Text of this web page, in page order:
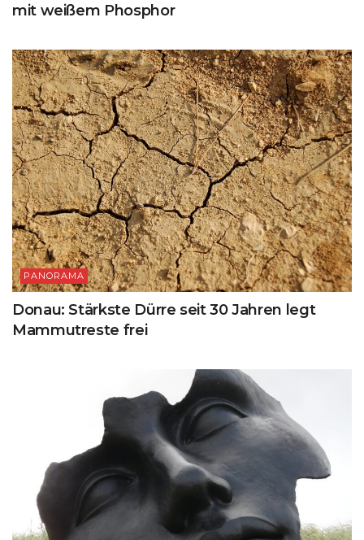
mit weißem Phosphor
PANORAMA
Donau: Stärkste Dürre seit 30 Jahren legt
Mammutreste frei